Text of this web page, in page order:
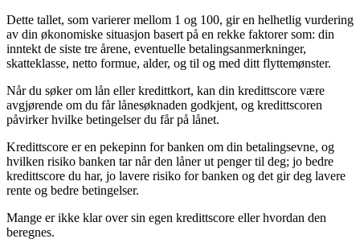
Dette tallet, som varierer mellom 1 og 100, gir en helhetlig vurdering
av din økonomiske situasjon basert på en rekke faktorer som: din
inntekt de siste tre årene, eventuelle betalingsanmerkninger,
skatteklasse, netto formue, alder, og til og med ditt flyttemønster.
Når du søker om lån eller kredittkort, kan din kredittscore være
avgjørende om du får lånesøknaden godkjent, og kredittscoren
påvirker hvilke betingelser du får på lånet.
Kredittscore er en pekepinn for banken om din betalingsevne, og
hvilken risiko banken tar når den låner ut penger til deg; jo bedre
kredittscore du har, jo lavere risiko for banken og det gir deg lavere
rente og bedre betingelser.
Mange er ikke klar over sin egen kredittscore eller hvordan den
beregnes.